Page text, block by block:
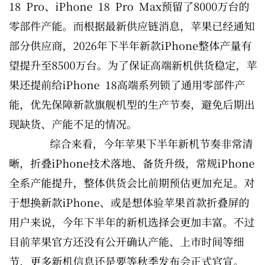
18 Pro、iPhone 18 Pro Max预留了8000万台的
零部件产能。而根据最新供应链消息，苹果已经通知
部分供应商，2026年下半年新款iPhone整体产量有
望提升至8500万台。为了保证高端新机供货稳定，苹
果还提前给iPhone 18高端系列锁了通用零部件产
能，优先保障新款旗舰机型的生产节奏，避免后期出
现缺货、产能不足的情况。
综合来看，今年苹果下半年新机节奏非常清
晰，折叠iPhone技术落地、备货升级，常规iPhone
全系产能提升，整体供货会比前期预估更加充足。对
于想换新款iPhone、或是想体验苹果首款折叠屏的
用户来说，今年下半年的新机选择会更加丰富。不过
目前苹果官方还没有公开确认产能、上市时间等细
节，更多新机信息还是要等秋季发布会正式官宣。